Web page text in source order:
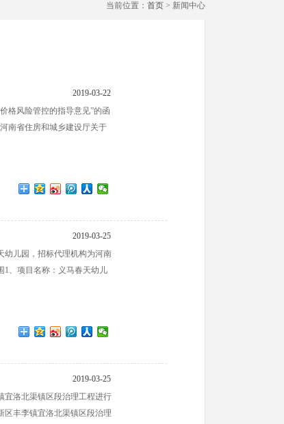
当前位置： 首页 > 新闻中心
2019-03-22
格风险管控的指导意见”的函
南省住房和城乡建设厅关于
2019-03-25
幼儿园，招标代理机构为河南
1、项目名称：义马春天幼儿
2019-03-25
宜洛北渠镇区段治理工程进行
区丰李镇宜洛北渠镇区段治理